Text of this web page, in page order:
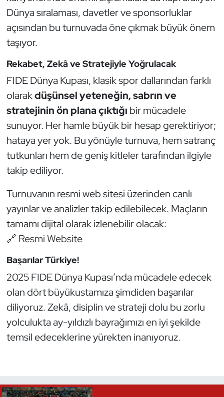
Dünya sıralaması, davetler ve sponsorluklar
açısından bu turnuvada öne çıkmak büyük önem
taşıyor.
Rekabet, Zekâ ve Stratejiyle Yoğrulacak
FIDE Dünya Kupası, klasik spor dallarından farklı
olarakdüşünsel yeteneğin, sabrın ve
stratejinin ön plana çıktığı bir mücadele
sunuyor. Her hamle büyük bir hesap gerektiriyor;
hataya yer yok. Bu yönüyle turnuva, hem satranç
tutkunları hem de geniş kitleler tarafından ilgiyle
takip ediliyor.
Turnuvanın resmi web sitesi üzerinden canlı
yayınlar ve analizler takip edilebilecek. Maçların
tamamı dijital olarak izlenebilir olacak:
🔗 Resmi Website
Başarılar Türkiye!
2025 FIDE Dünya Kupası’nda mücadele edecek
olan dört büyükustamıza şimdiden başarılar
diliyoruz. Zekâ, disiplin ve strateji dolu bu zorlu
yolculukta ay-yıldızlı bayrağımızı en iyi şekilde
temsil edeceklerine yürekten inanıyoruz.